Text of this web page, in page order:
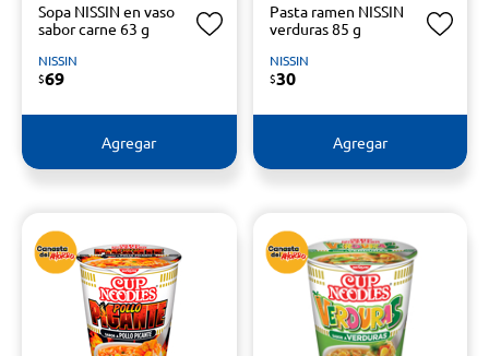
Sopa NISSIN en vaso
sabor carne 63 g
NISSIN
$69
Agregar
Pasta ramen NISSIN
verduras 85 g
NISSIN
$30
Agregar